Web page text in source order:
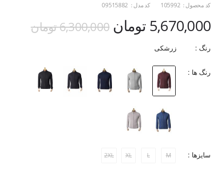
کد محصول : 105992 کد مدل : 09515882
5,670,000 تومان 6,300,000 تومان
رنگ : زرشکی
رنگ ها :
سایزها : M
L
XL
2XL